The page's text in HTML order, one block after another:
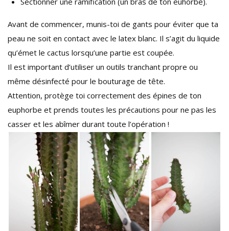
Avant de commencer, munis-toi de gants pour éviter que ta
peau ne soit en contact avec le latex blanc. Il s’agit du liquide
qu’émet le cactus lorsqu’une partie est coupée.
Il est important d’utiliser un outils tranchant propre ou
même désinfecté pour le bouturage de tête.
Attention, protège toi correctement des épines de ton
euphorbe et prends toutes les précautions pour ne pas les
casser et les abîmer durant toute l’opération !